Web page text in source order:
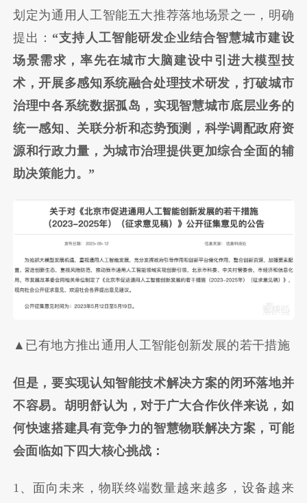
划定为通用人工智能五大推荐落地场景之一，明确
提出： “支持人工智能研发企业结合智慧城市建设
场景需求，率先在城市大脑建设中引进大模型技
术，开展多感知系统融合处理技术研发，打破城市
治理中各系统数据孤岛，实现智慧城市底层业务的
统一感知、关联分析和态势预测，科学调配政府资
源和行政力量，为城市治理提供更加综合全面的辅
助决策能力。”
▲已有地方推出通用人工智能创新发展的若干措施
但是，要实现认知智能技术解决方案的闭环落地并
不容易。胡明舒认为，对于广大合作伙伴来说，如
何快速搭建具有竞争力的智慧物联解决方案，可能
会面临如下四大核心挑战：
1、面向未来，物联终端数量越来越多，设备越来